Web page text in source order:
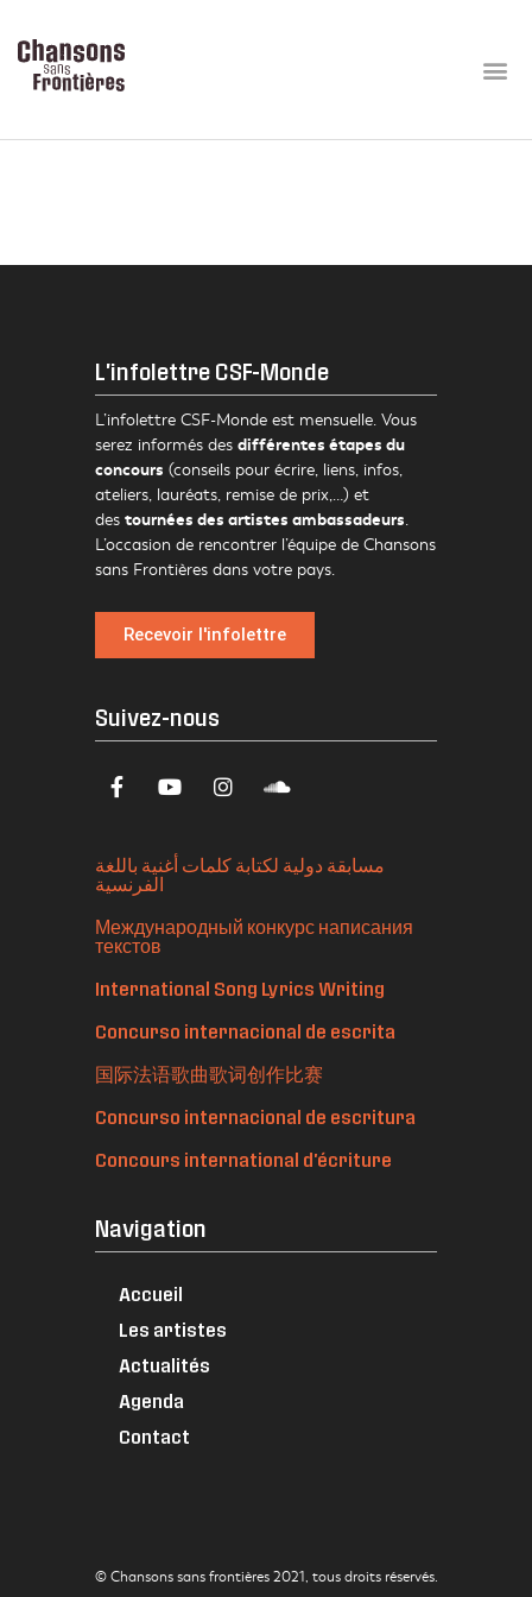
L'infolettre CSF-Monde
L’infolettre CSF-Monde est mensuelle. Vous
serez informés des différentes étapes du
concours (conseils pour écrire, liens, infos,
ateliers, lauréats, remise de prix,…) et
des tournées des artistes ambassadeurs.
L’occasion de rencontrer l’équipe de Chansons
sans Frontières dans votre pays.
Recevoir l'infolettre
Suivez-nous
مسابقة دولية لكتابة كلمات أغنية باللغة
الفرنسية
Международный конкурс написания
текстов
International Song Lyrics Writing
Concurso internacional de escrita
国际法语歌曲歌词创作比赛
Concurso internacional de escritura
Concours international d'écriture
Navigation
Accueil
Les artistes
Actualités
Agenda
Contact
© Chansons sans frontières 2021, tous droits réservés.